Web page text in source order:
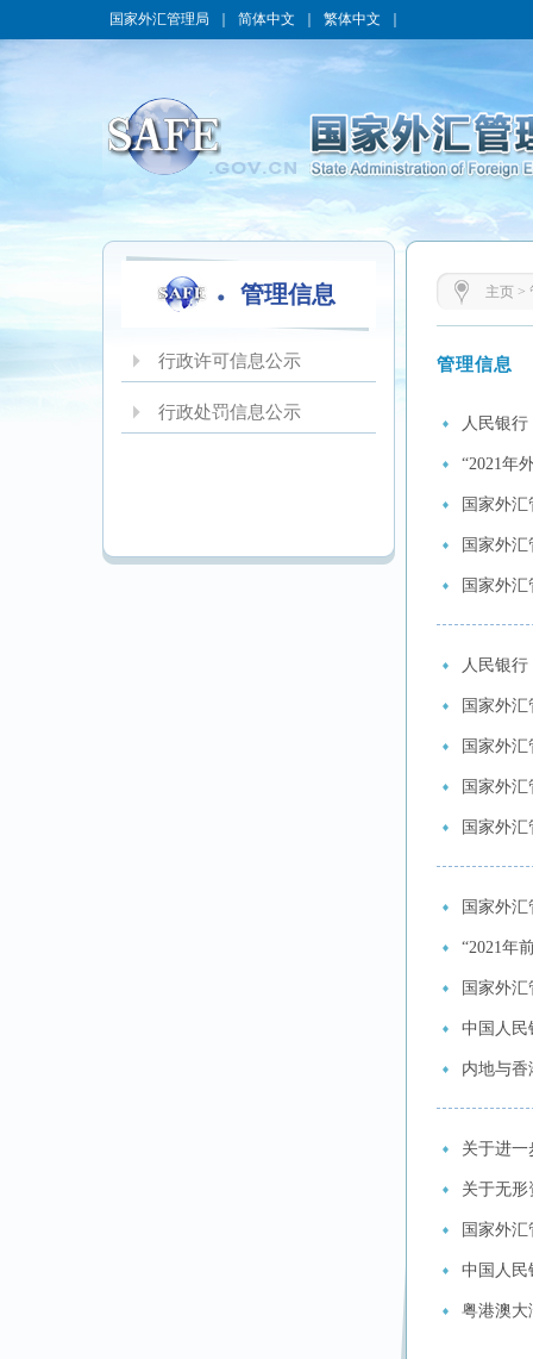
国家外汇管理局 简体中文 繁体中文
管理信息
行政许可信息公示
行政处罚信息公示
主页 >
管理信息
人民银
“2021年
国家外
国家外
国家外
人民银
国家外
国家外
国家外
国家外
国家外
“2021年
国家外
中国人民
内地与香
关于进
关于无
国家外
中国人民
粤港澳大